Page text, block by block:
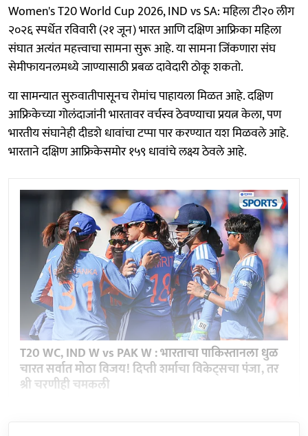
Women's T20 World Cup 2026, IND vs SA: महिला टी२० लीग
२०२६ स्पर्धेत रविवारी (२१ जून) भारत आणि दक्षिण आफ्रिका महिला
संघात अत्यंत महत्त्वाचा सामना सुरू आहे. या सामना जिंकणारा संघ
सेमीफायनलमध्ये जाण्यासाठी प्रबळ दावेदारी ठोकू शकतो.
या सामन्यात सुरुवातीपासूनच रोमांच पाहायला मिळत आहे. दक्षिण
आफ्रिकेच्या गोलंदाजांनी भारतावर वर्चस्व ठेवण्याचा प्रयत्न केला, पण
भारतीय संघानेही दीडशे धावांचा टप्पा पार करण्यात यश मिळवले आहे.
भारताने दक्षिण आफ्रिकेसमोर १५९ धावांचे लक्ष्य ठेवले आहे.
T20 WC, IND W vs PAK W : भारताचा पाकिस्तानला धुळ
चारत सर्वात मोठा विजय! दिप्ती शर्माचा विकेट्सचा पंजा, तर
श्री चरणीही चमकली